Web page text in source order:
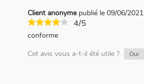
Client anonyme publié le 09/06/2021
4/5
conforme
Cet avis vous a-t-il été utile ?
Oui